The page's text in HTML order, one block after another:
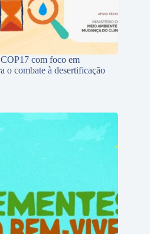
com foco em
o combate à desertificação